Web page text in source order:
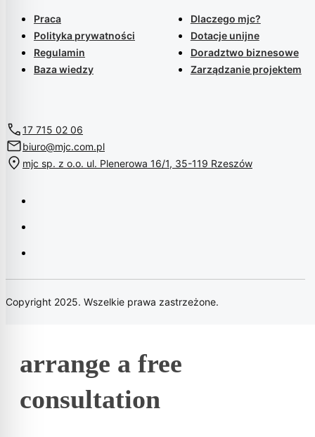
Praca
Polityka prywatności
Regulamin
Baza wiedzy
Dlaczego mjc?
Dotacje unijne
Doradztwo biznesowe
Zarządzanie projektem
17 715 02 06
biuro@mjc.com.pl
mjc sp. z o.o. ul. Plenerowa 16/1, 35-119 Rzeszów
Copyright 2025. Wszelkie prawa zastrzeżone.
arrange a free
consultation